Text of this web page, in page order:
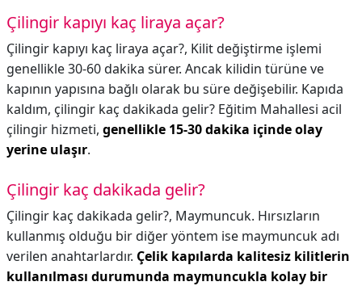
Çilingir kapıyı kaç liraya açar?
Çilingir kapıyı kaç liraya açar?, Kilit değiştirme işlemi
genellikle 30-60 dakika sürer. Ancak kilidin türüne ve
kapının yapısına bağlı olarak bu süre değişebilir. Kapıda
kaldım, çilingir kaç dakikada gelir? Eğitim Mahallesi acil
çilingir hizmeti, genellikle 15-30 dakika içinde olay
yerine ulaşır.
Çilingir kaç dakikada gelir?
Çilingir kaç dakikada gelir?, Maymuncuk. Hırsızların
kullanmış olduğu bir diğer yöntem ise maymuncuk adı
verilen anahtarlardır. Çelik kapılarda kalitesiz kilitlerin
kullanılması durumunda maymuncukla kolay bir